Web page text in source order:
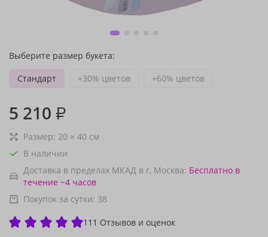
Выберите размер букета:
Стандарт
+30% цветов +60% цветов
5 210 ₽
Размер: 20 × 40 см
В наличии
Доставка в пределах МКАД в г. Москва: Бесплатно в
течение ~4 часов
Покупок за сутки: 38
111 Отзывов и оценок